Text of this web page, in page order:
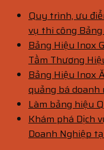
Quy trình, ưu
vụ thi công
Bảng Hiệu Inox
Tầm Thương
Bảng Hiệu Inox
quảng bá doanh
Làm bảng hiệu
Khám phá Dịch
Doanh Nghiệp